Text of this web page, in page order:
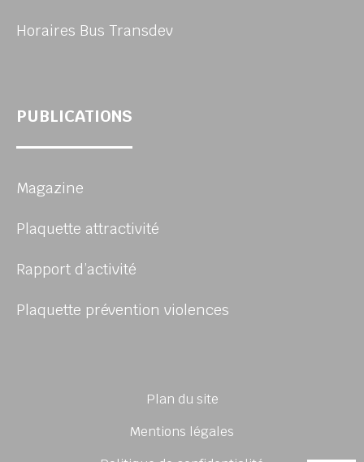
Horaires Bus Transdev
PUBLICATIONS
Magazine
Plaquette attractivité
Rapport d’activité
Plaquette prévention violences
Plan du site
Mentions légales